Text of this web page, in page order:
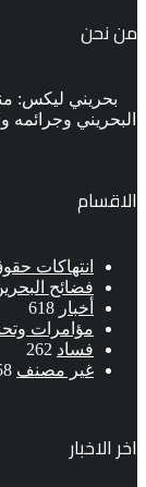
من نحن
بحريني ليكس:
البحريني
الاقسام
انتهاكات
فضائح
أخبار 618
مؤامرات
فساد 262
غير مصنف
اخر الاخبار